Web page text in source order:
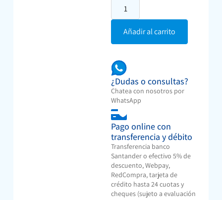
Añadir al carrito
¿Dudas o consultas?
Chatea con nosotros por
WhatsApp
Pago online con
transferencia y débito
Transferencia banco
Santander o efectivo 5% de
descuento, Webpay,
RedCompra, tarjeta de
crédito hasta 24 cuotas y
cheques (sujeto a evaluación